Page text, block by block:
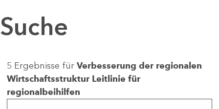
Suche
5 Ergebnisse für Verbesserung der regionalen
Wirtschaftsstruktur Leitlinie für
regionalbeihilfen